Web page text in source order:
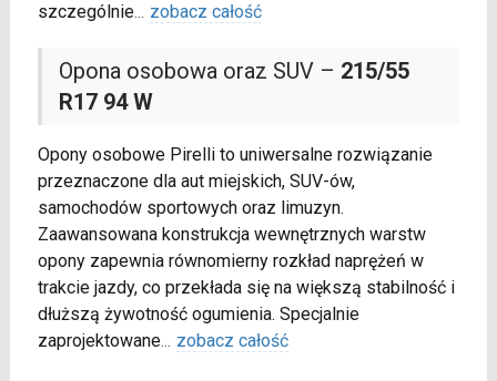
szczególnie... zobacz całość
Opona osobowa oraz SUV – 215/55
R17 94 W
Opony osobowe Pirelli to uniwersalne rozwiązanie
przeznaczone dla aut miejskich, SUV-ów,
samochodów sportowych oraz limuzyn.
Zaawansowana konstrukcja wewnętrznych warstw
opony zapewnia równomierny rozkład naprężeń w
trakcie jazdy, co przekłada się na większą stabilność i
dłuższą żywotność ogumienia. Specjalnie
zaprojektowane... zobacz całość